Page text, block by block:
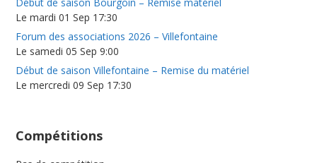
Début de saison Bourgoin – Remise matériel
Le mardi 01 Sep 17:30
Forum des associations 2026 – Villefontaine
Le samedi 05 Sep 9:00
Début de saison Villefontaine – Remise du matériel
Le mercredi 09 Sep 17:30
Compétitions